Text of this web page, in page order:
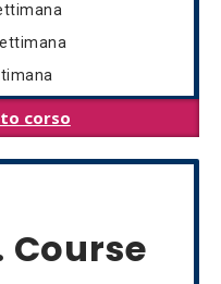
corso
Course